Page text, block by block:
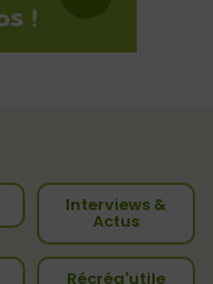
Interviews &
Actus
Récréa'utile